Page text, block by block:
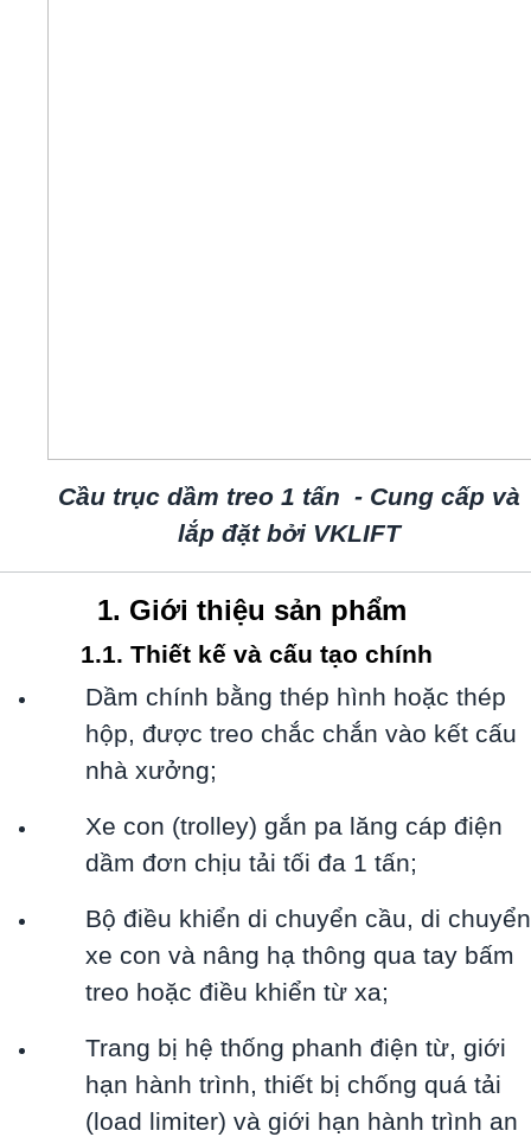
Cầu trục dầm treo 1 tấn - Cung cấp và
lắp đặt bởi VKLIFT
1. Giới thiệu sản phẩm
1.1. Thiết kế và cấu tạo chính
Dầm chính bằng thép hình hoặc thép
hộp, được treo chắc chắn vào kết cấu
nhà xưởng;
Xe con (trolley) gắn pa lăng cáp điện
dầm đơn chịu tải tối đa 1 tấn;
Bộ điều khiển di chuyển cầu, di chuyển
xe con và nâng hạ thông qua tay bấm
treo hoặc điều khiển từ xa;
Trang bị hệ thống phanh điện từ, giới
hạn hành trình, thiết bị chống quá tải
(load limiter) và giới hạn hành trình an